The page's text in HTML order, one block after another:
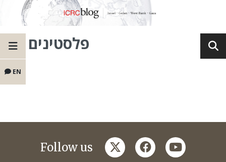
EN
פלסטינים
Follow us twitterfacebookyoutube